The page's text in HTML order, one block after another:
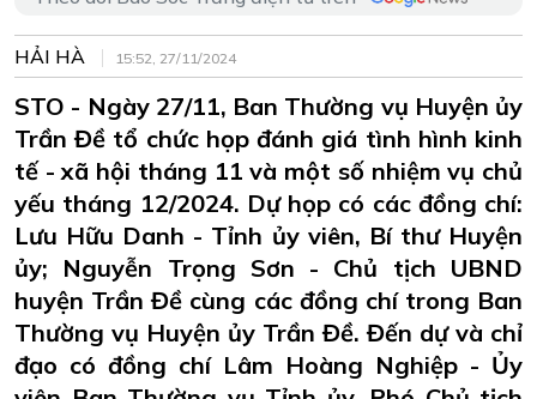
HẢI HÀ 15:52, 27/11/2024
STO - Ngày 27/11, Ban Thường vụ Huyện ủy
Trần Đề tổ chức họp đánh giá tình hình kinh
tế - xã hội tháng 11 và một số nhiệm vụ chủ
yếu tháng 12/2024. Dự họp có các đồng chí:
Lưu Hữu Danh - Tỉnh ủy viên, Bí thư Huyện
ủy; Nguyễn Trọng Sơn - Chủ tịch UBND
huyện Trần Đề cùng các đồng chí trong Ban
Thường vụ Huyện ủy Trần Đề. Đến dự và chỉ
đạo có đồng chí Lâm Hoàng Nghiệp - Ủy